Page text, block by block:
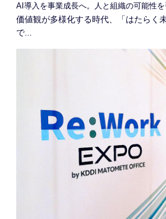
AI導入を事業成長へ。人と組織の可能性
価値観が多様化する時代、「はたらく
で...